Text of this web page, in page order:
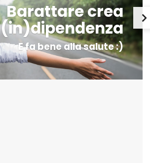
Barattare crea
(in)dipendenza
E fa bene alla salute :)